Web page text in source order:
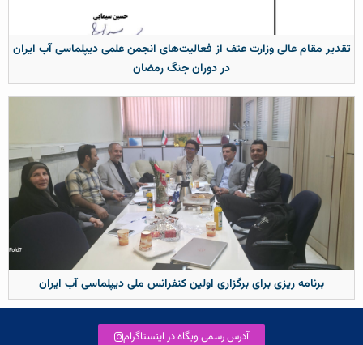
تقدیر مقام عالی وزارت عتف از فعالیت‌های انجمن علمی دیپلماسی آب ایران
در دوران جنگ رمضان
برنامه ریزی برای برگزاری اولین کنفرانس ملی دیپلماسی آب ایران
آدرس رسمی وبگاه در اینستاگرام